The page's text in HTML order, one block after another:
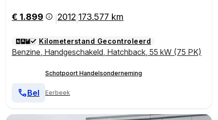
€ 1.899 2012 173.577 km
Kilometerstand Gecontroleerd
Benzine, Handgeschakeld, Hatchback, 55 kW (75 PK)
Schotpoort Handelsonderneming
Eerbeek
Bel